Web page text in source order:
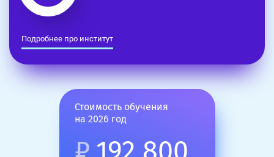
Подробнее про институт
Стоимость обучения
на 2026 год